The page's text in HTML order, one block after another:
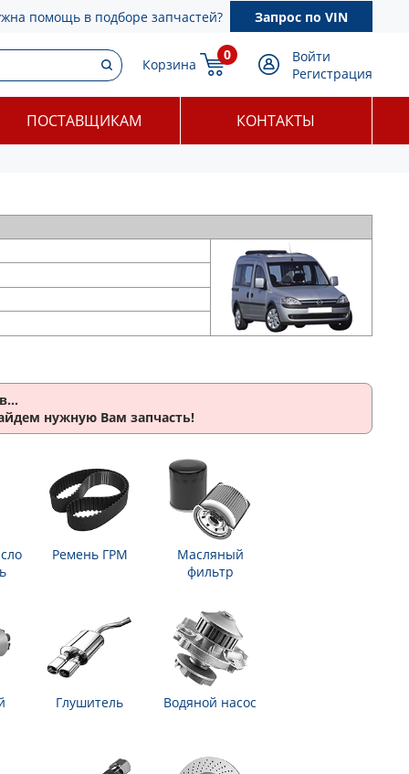
помощь в подборе запчастей? Запрос по VIN
Корзина
0
Войти
Регистрация
ПОСТАВЩИКАМ КОНТАКТЫ
нужную Вам запчасть!
Ремень ГРМ
Масляный
фильтр
Глушитель Водяной насос